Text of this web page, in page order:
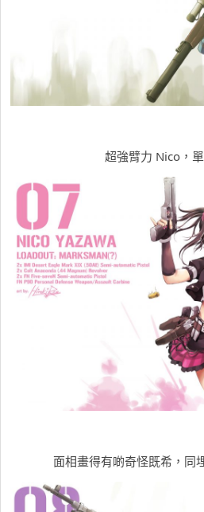
超強臂力 Nico，
面相畫得有啲奇怪既希，同